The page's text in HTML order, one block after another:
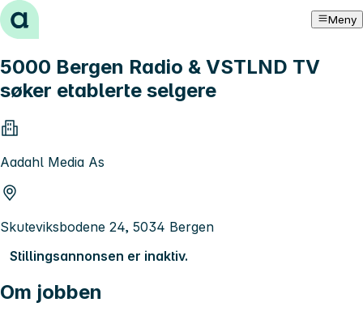
Hopp til innhold Meny
5000 Bergen Radio & VSTLND TV
søker etablerte selgere
Aadahl Media As
Skuteviksbodene 24, 5034 Bergen
Stillingsannonsen er inaktiv.
Om jobben